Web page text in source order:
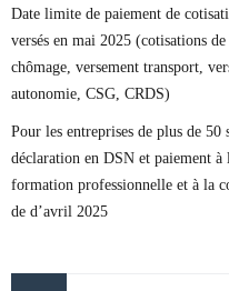
Date limite de paiement de
versés en mai 2025 (cotisations
chômage, versement transport,
autonomie, CSG, CRDS)
Pour les entreprises de plus de 50
déclaration en DSN et paiement
formation professionnelle et à la
de d’avril 2025